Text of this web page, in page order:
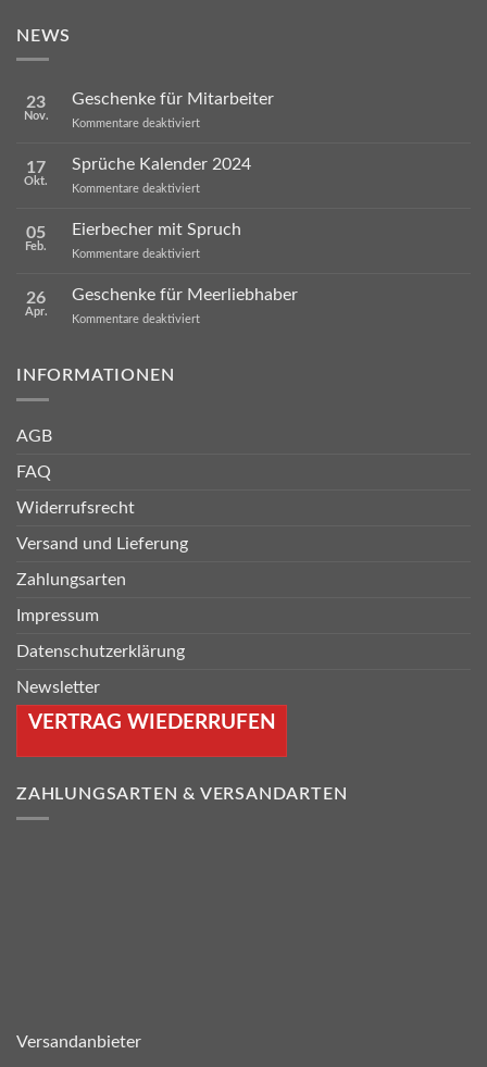
NEWS
23
Nov.
Geschenke für Mitarbeiter
Kommentare deaktiviertfür
Mitarbeiter
17
Okt.
Sprüche Kalender 2024
Kommentare deaktiviertfür
2024
05
Feb.
Eierbecher mit Spruch
Kommentare deaktiviertfür
Spruch
26
Apr.
Geschenke für Meerliebhaber
Kommentare deaktiviertfür
INFORMATIONEN
AGB
FAQ
Widerrufsrecht
Versand und Lieferung
Zahlungsarten
Impressum
Datenschutzerklärung
Newsletter
VERTRAG WIEDERRUFEN
ZAHLUNGSARTEN & VERSANDARTEN
Versandanbieter